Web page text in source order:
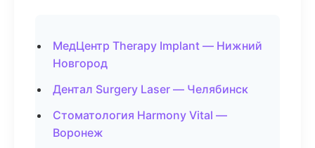
МедЦентр Therapy Implant — Нижний
Новгород
Дентал Surgery Laser — Челябинск
Стоматология Harmony Vital —
Воронеж